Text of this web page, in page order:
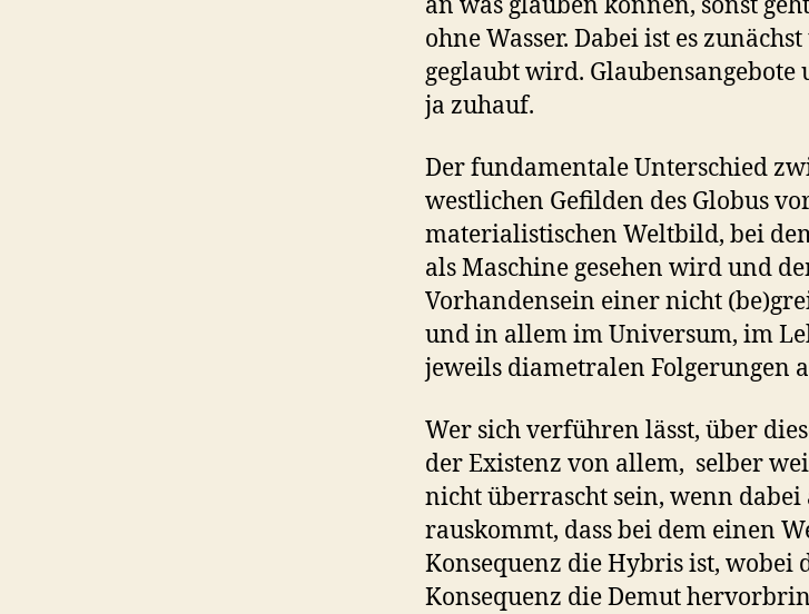
ohne Wasser. Dabei ist es
geglaubt wird. Glaubensangebote
ja zuhauf.
Der fundamentale Unterschied
westlichen Gefilden des Globus
materialistischen Weltbild, bei
als Maschine gesehen wird und
Vorhandensein einer nicht
und in allem im Universum, im
jeweils diametralen Folgerungen
Wer sich verführen lässt, über
der Existenz von allem, selber
nicht überrascht sein, wenn dabei
rauskommt, dass bei dem einen
Konsequenz die Hybris ist, wobei
Konsequenz die Demut